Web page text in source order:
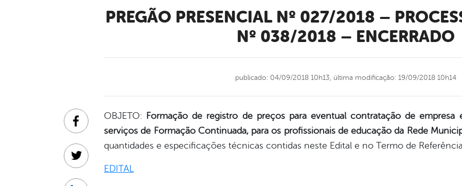
PREGÃO PRESENCIAL Nº 027/2018 – PROCESSO LICITATÓRIO
Nº 038/2018 – ENCERRADO
publicado: 04/09/2018 10h13, última modificação: 19/09/2018 10h14
OBJETO: Formação de registro de preços para eventual contratação de empresa
serviços de Formação Continuada, para os profissionais de educação da Rede
quantidades e especificações técnicas contidas neste Edital e no Termo de
EDITAL
Facebook
Twitter